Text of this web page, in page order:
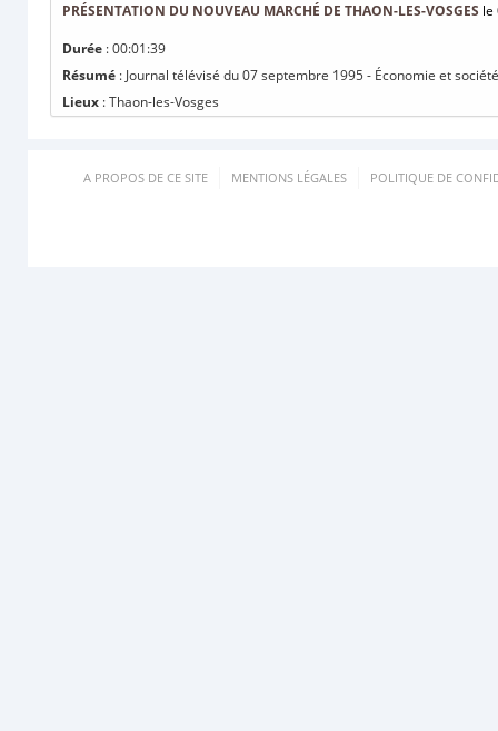
PRÉSENTATION DU NOUVEAU MARCHÉ DE THAON-LES-VOSGES le
Durée : 00:01:39
Résumé : Journal télévisé du 07 septembre 1995 - Économie et
Lieux : Thaon-les-Vosges
A PROPOS DE CE SITE MENTIONS LÉGALES POLITIQUE DE